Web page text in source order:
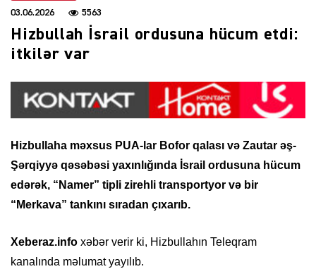
03.06.2026 5563
Hizbullah İsrail ordusuna hücum etdi:
itkilər var
Hizbullaha məxsus PUA-lar Bofor qalası və Zautar əş-
Şərqiyyə qəsəbəsi yaxınlığında İsrail ordusuna hücum
edərək, “Namer” tipli zirehli transportyor və bir
“Merkava” tankını sıradan çıxarıb.
Xeberaz.info xəbər verir ki, Hizbullahın Teleqram
kanalında məlumat yayılıb.